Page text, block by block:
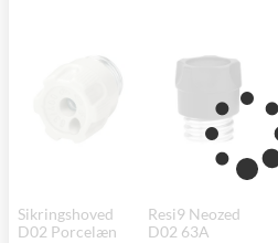
Sikringshoved
D02 Porcelæn
Resi9 Neozed
D02 63A